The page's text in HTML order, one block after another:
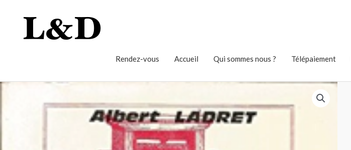
Rendez-vous Accueil Qui sommes nous ? Télépaiement